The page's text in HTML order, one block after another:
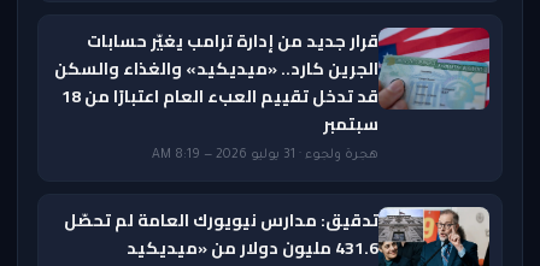
قرار جديد من إدارة ترامب يغيّر حسابات
الجرين كارد.. «ميديكيد» والغذاء والسكن
قد تدخل تقييم العبء العام اعتبارًا من 18
سبتمبر
هجرة ولجوء · 31 يوليو 2026 — 8:19 AM
تدقيق: مدارس نيويورك العامة لم تحصّل
431.6 مليون دولار من «ميديكيد